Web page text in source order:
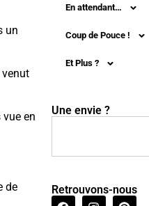
un
venut
vue en
de
En attendant…
Coup de Pouce !
Et Plus ?
Une envie ?
Retrouvons-nous